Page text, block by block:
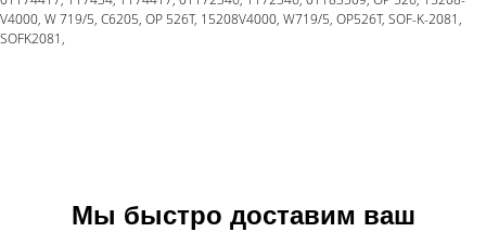
V4000, W 719/5, C6205, OP 526T, 15208V4000, W719/5, OP526T, SOF-K-2081,
SOFK2081,
Мы быстро доставим ваш